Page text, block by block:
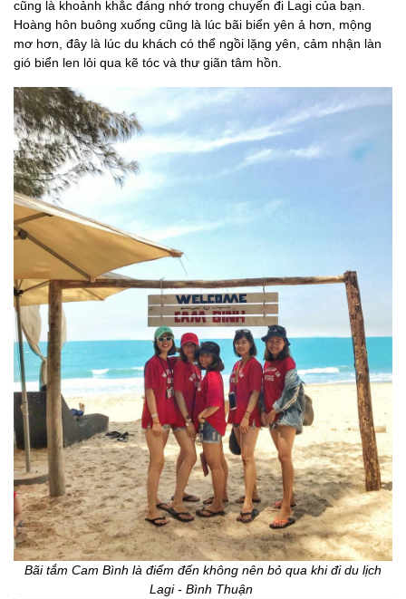
cũng là khoảnh khắc đáng nhớ trong chuyến đi Lagi của bạn.
Hoàng hôn buông xuống cũng là lúc bãi biển yên ả hơn, mộng
mơ hơn, đây là lúc du khách có thể ngồi lặng yên, cảm nhận làn
gió biển len lỏi qua kẽ tóc và thư giãn tâm hồn.
Bãi tắm Cam Bình là điểm đến không nên bỏ qua khi đi du lịch
Lagi - Bình Thuận